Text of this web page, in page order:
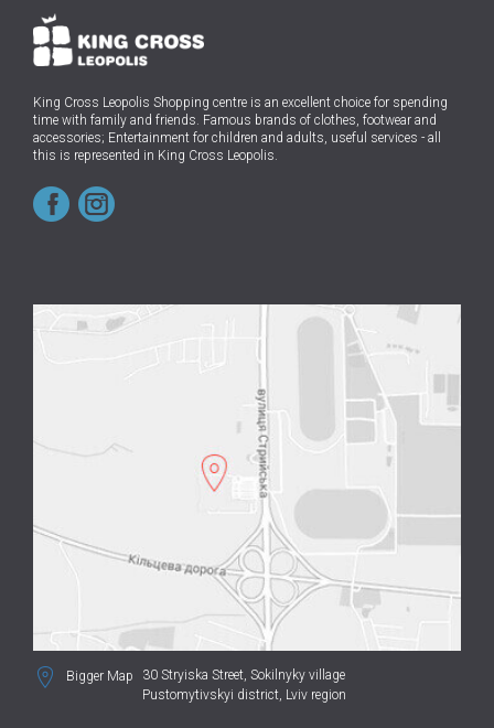
King Cross Leopolis Shopping centre is an excellent choice for spending
time with family and friends. Famous brands of clothes, footwear and
accessories; Entertainment for children and adults, useful services - all
this is represented in King Cross Leopolis.
Bigger Map 30 Stryiska Street, Sokilnyky village
Pustomytivskyi district, Lviv region